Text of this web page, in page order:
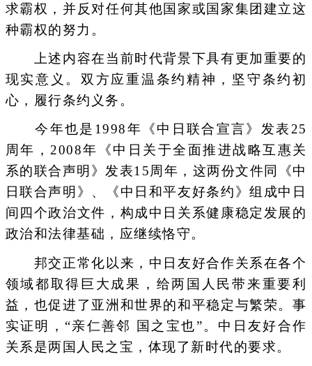
求霸权，并反对任何其他国家或国家集团建立这
种霸权的努力。
上述内容在当前时代背景下具有更加重要的
现实意义。双方应重温条约精神，坚守条约初
心，履行条约义务。
今年也是1998年《中日联合宣言》发表25
周年，2008年《中日关于全面推进战略互惠关
系的联合声明》发表15周年，这两份文件同《中
日联合声明》、《中日和平友好条约》组成中日
间四个政治文件，构成中日关系健康稳定发展的
政治和法律基础，应继续恪守。
邦交正常化以来，中日友好合作关系在各个
领域都取得巨大成果，给两国人民带来重要利
益，也促进了亚洲和世界的和平稳定与繁荣。事
实证明，“亲仁善邻 国之宝也”。中日友好合作
关系是两国人民之宝，体现了新时代的要求。